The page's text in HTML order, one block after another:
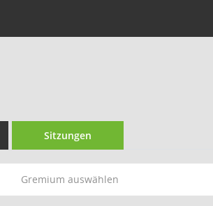
Sitzungen
Gremium auswählen